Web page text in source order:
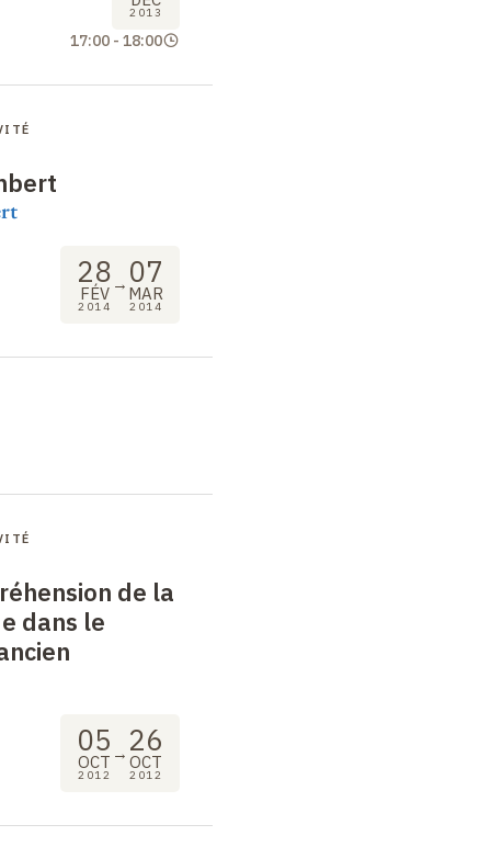
2013
17:00 - 18:00
28
FÉV
2014
→ 07
MAR
2014
de la
dans le
05
OCT
2012
→ 26
OCT
2012